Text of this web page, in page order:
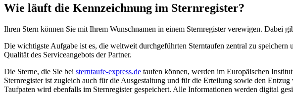
Wie läuft die Kennzeichnung im Sternregister?
Ihren Stern können Sie mit Ihrem Wunschnamen in einem Sternregister verewigen. Dabei
Die wichtigste Aufgabe ist es, die weltweit durchgeführten Sterntaufen zentral zu
Qualität des Serviceangebots der Partner.
Die Sterne, die Sie bei sterntaufe-express.de taufen können, werden im Europäischen
Sternregister ist zugleich auch für die Ausgestaltung und für die Erteilung sowie den
Taufpaten wird ebenfalls im Sternregister gespeichert. Alle Informationen werden digital